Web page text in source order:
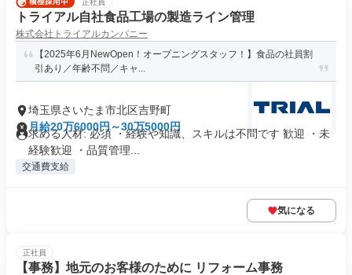
正社員
トライアル自社食品工場の製造ライン管理
株式会社トライアルカンパニー
【2025年6月NewOpen！オープニングスタッフ！】食品の社員割
引あり／年齢不問／キャ...
埼玉県さいたま市北区吉野町
月給20万6000円～30万5000円
求める人材: 必須 ・経験や知識、スキルは不問です 歓迎 ・未
経験歓迎 ・品質管理...
交通費支給
気になる
正社員
【事務】地元のお客様のために リフォーム事務